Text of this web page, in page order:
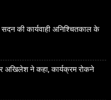
की कार्यवाही अनिश्चितकाल के
अखिलेश ने कहा, कार्यक्रम रोकने